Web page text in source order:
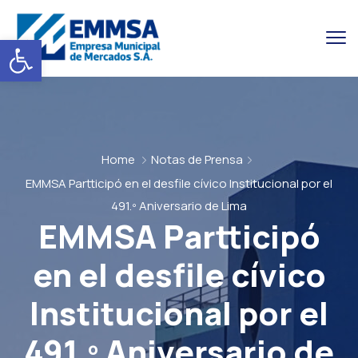
Abrir barra de herramientas
Home
Notas de Prensa
EMMSA Partticipó en el desfile cívico Institucional por el
491.º Aniversario de Lima
EMMSA Partticipó
en el desfile cívico
Institucional por el